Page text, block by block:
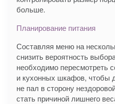
больше.
Планирование питания
Составляя меню на
снизить вероятность
необходимо пересмотреть
и кухонных шкафов, чтобы
не пал в сторону
стать причиной лишнего